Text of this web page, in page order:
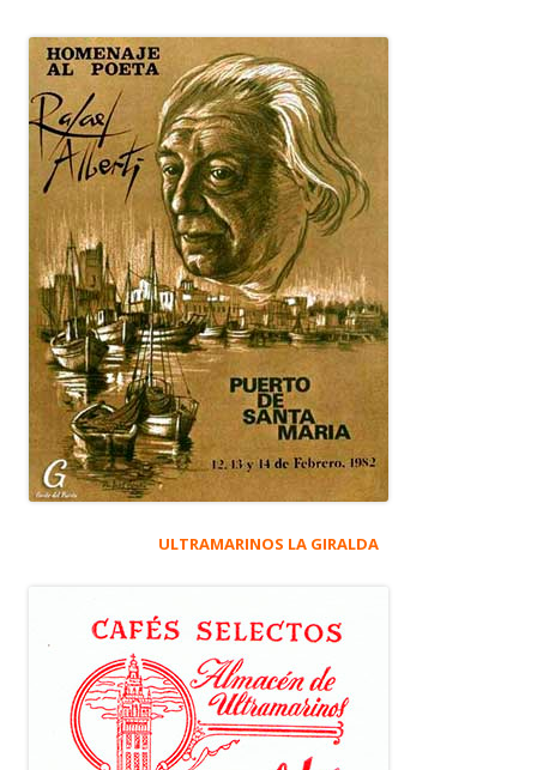
ULTRAMARINOS LA GIRALDA